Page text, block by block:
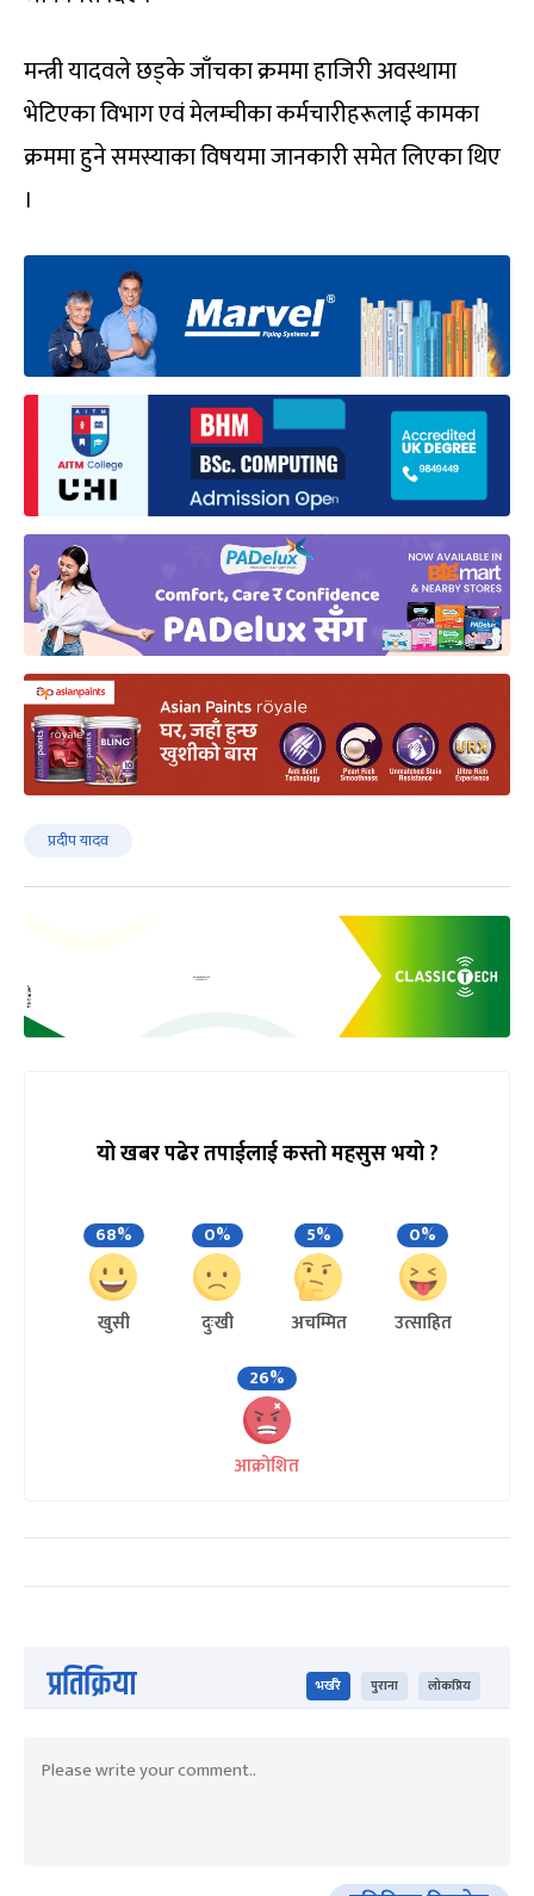
मन्त्री यादवले छड्के जाँचका क्रममा हाजिरी अवस्थामा
भेटिएका विभाग एवं मेलम्चीका कर्मचारीहरूलाई कामका
क्रममा हुने समस्याका विषयमा जानकारी समेत लिएका थिए
।
प्रदीप यादव
यो खबर पढेर तपाईलाई कस्तो महसुस भयो ?
68%
खुसी
0%
दुःखी
5%
अचम्मित
0%
उत्साहित
26%
आक्रोशित
प्रतिक्रिया भर्खरै पुराना लोकप्रिय